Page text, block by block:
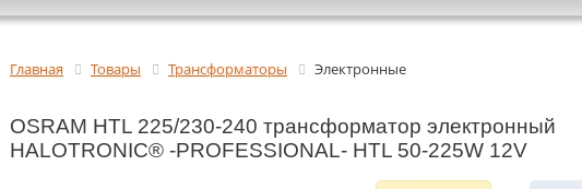
Главная Товары Трансформаторы Электронные
OSRAM HTL 225/230-240 трансформатор электронный
НALOTRONIC® -PROFESSIONAL- HTL 50-225W 12V